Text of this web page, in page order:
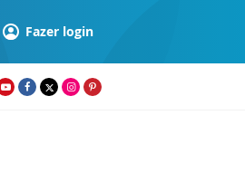
Fazer login